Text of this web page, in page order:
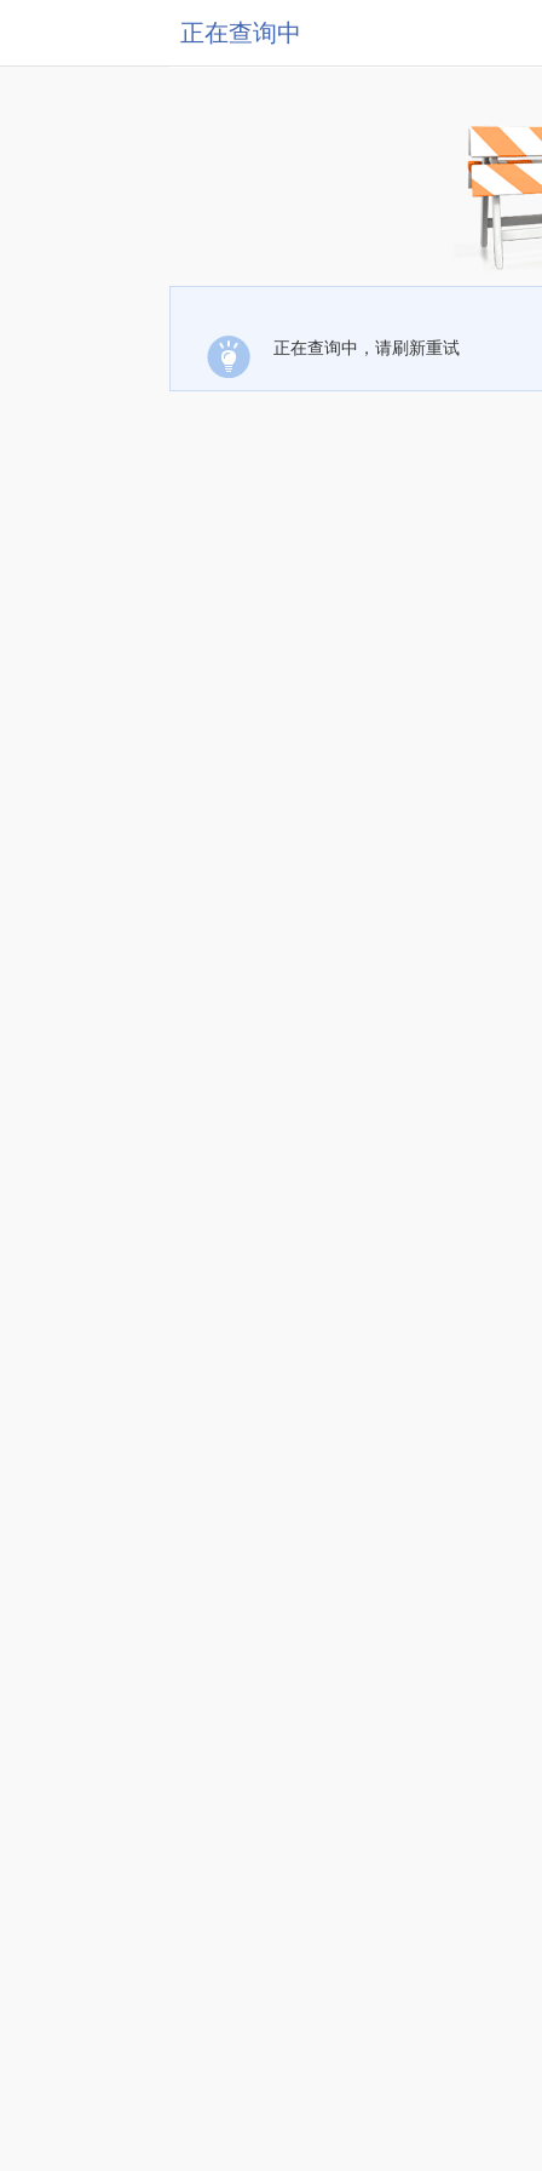
正在查询中
正在查询中，请刷新重试